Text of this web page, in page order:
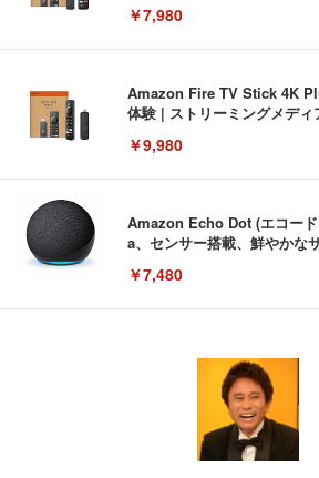
￥7,980
Amazon Fire TV Stick 4K
体験 | ストリーミングメディ
￥9,980
Amazon Echo Dot (エコー
a、センサー搭載、鮮やかな
￥7,480
[EdoErgo] オフィスチェア
い 跳ね上げ式アームレスト
キング pc 事務椅子 360度回
ン樹脂ベース 通気性メッシ
(黒網+黒枠+黒足)
EIZO ビジネス向けプレミア
EV3240X-WT | 31.5型4K
Amazonベーシック ペット
回使い捨て 無香料 ホワイト